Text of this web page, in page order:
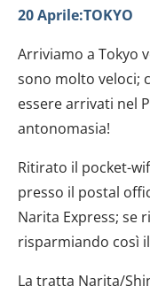
20 Aprile:TOKYO
Arriviamo a Tokyo
sono molto veloci;
essere arrivati nel
antonomasia!
Ritirato il pocket-
presso il postal
Narita Express; se
risparmiando così il
La tratta Narita/